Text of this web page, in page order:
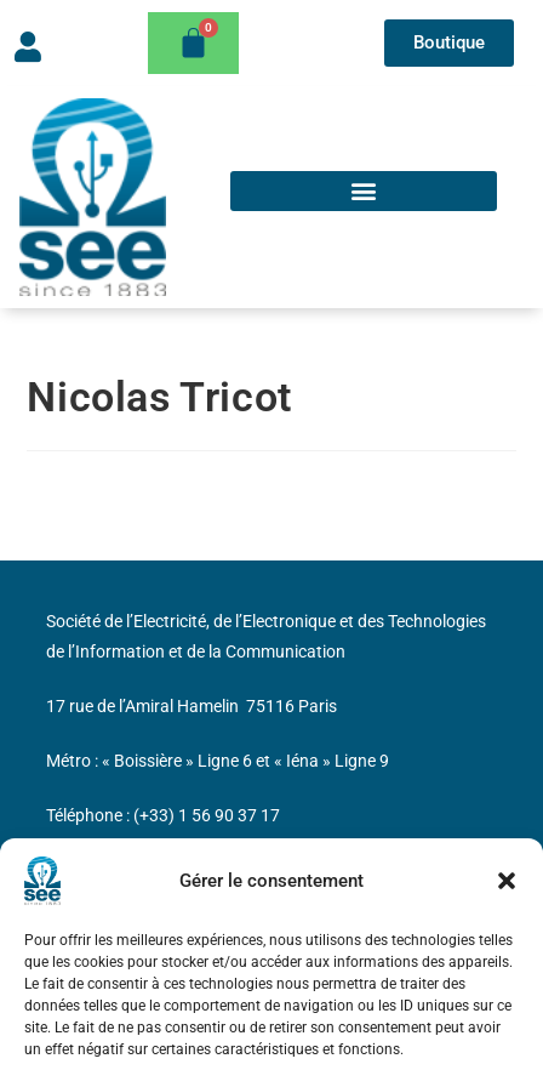
Gérer le consentement
Pour offrir les meilleures expériences, nous utilisons des technologies telles
que les cookies pour stocker et/ou accéder aux informations des appareils.
Le fait de consentir à ces technologies nous permettra de traiter des
données telles que le comportement de navigation ou les ID uniques sur ce
site. Le fait de ne pas consentir ou de retirer son consentement peut avoir
un effet négatif sur certaines caractéristiques et fonctions.
Boutique
Nicolas Tricot
Bicentenaire des découvertes d’André-
Marie Ampère
Mentions légales
Société de l’Electricité, de l’Electronique et des Technologies
de l’Information et de la Communication
17 rue de l’Amiral Hamelin 75116 Paris
Métro : « Boissière » Ligne 6 et « Iéna » Ligne 9
Téléphone : (+33) 1 56 90 37 17
N° de SIREN : 785 393 232, Code APE : 9412Z TVA intra-
communautaire : FR44 785 393 232